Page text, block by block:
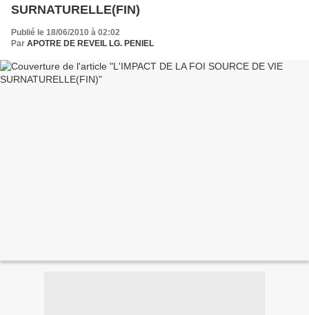
SURNATURELLE(FIN)
Publié le 18/06/2010 à 02:02
Par APOTRE DE REVEIL LG. PENIEL